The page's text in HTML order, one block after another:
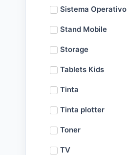
Sistema Operativo
Stand Mobile
Storage
Tablets Kids
Tinta
Tinta plotter
Toner
TV